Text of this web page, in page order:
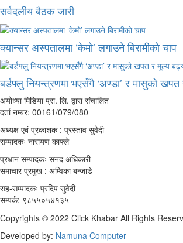
सर्वदलीय बैठक जारी
क्यान्सर अस्पतालमा ‘केमो’ लगाउने बिरामीको चाप
बर्डफ्लु नियन्त्रणमा भएसँगै ‘अण्डा’ र मासुको
अयोध्या मिडिया प्रा. लि. द्वारा संचालित
दर्ता नम्बर: 00161/079/080
अध्यक्ष एबं प्रकाशक : प्रस्ताव सुवेदी
सम्पादकः नारायण काफ्ले
प्रधान सम्पादकः सनद अधिकारी
समाचार प्रमुख : अम्विका बन्जाडे
सह-सम्पादकः प्रदिप सुवेदी
सम्पर्क: ९८५५०५४१३५
Copyrights © 2022 Click Khabar All Rights
Developed by: Namuna Computer